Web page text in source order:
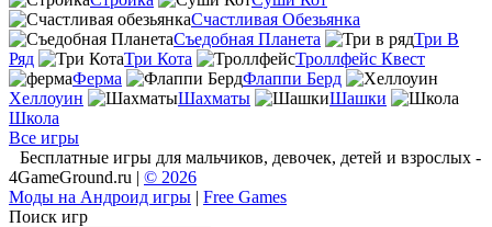
Счастливая Обезьянка
Съедобная Планета
Три В
Ряд
Три Кота
Троллфейс Квест
Ферма
Флаппи Берд
Хеллоуин
Шахматы
Шашки
Школа
Все игры
Бесплатные игры для мальчиков, девочек, детей и взрослых -
4GameGround.ru | © 2026
Моды на Андроид игры | Free Games
Поиск игр